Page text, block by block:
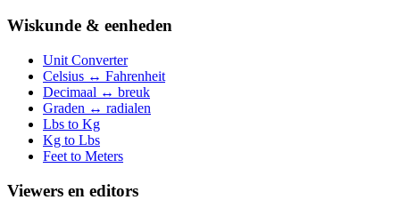
Wiskunde & eenheden
Unit Converter
Celsius ↔ Fahrenheit
Decimaal ↔ breuk
Graden ↔ radialen
Lbs to Kg
Kg to Lbs
Feet to Meters
Viewers en editors